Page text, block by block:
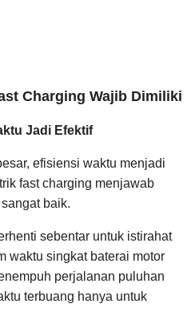
Charging Wajib Dimiliki
Jadi Efektif
efisiensi waktu menjadi
fast charging menjawab
baik.
sebentar untuk istirahat
waktu singkat baterai motor
perjalanan puluhan
terbuang hanya untuk